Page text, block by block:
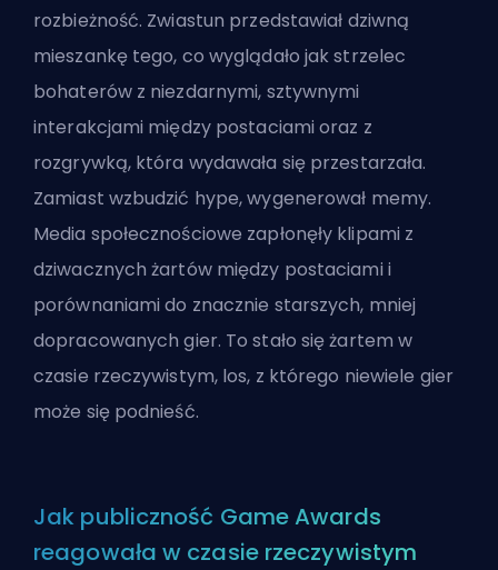
rozbieżność. Zwiastun przedstawiał dziwną
mieszankę tego, co wyglądało jak strzelec
bohaterów z niezdarnymi, sztywnymi
interakcjami między postaciami oraz z
rozgrywką, która wydawała się przestarzała.
Zamiast wzbudzić hype, wygenerował memy.
Media społecznościowe zapłonęły klipami z
dziwacznych żartów między postaciami i
porównaniami do znacznie starszych, mniej
dopracowanych gier. To stało się żartem w
czasie rzeczywistym, los, z którego niewiele gier
może się podnieść.
Jak publiczność Game Awards
reagowała w czasie rzeczywistym